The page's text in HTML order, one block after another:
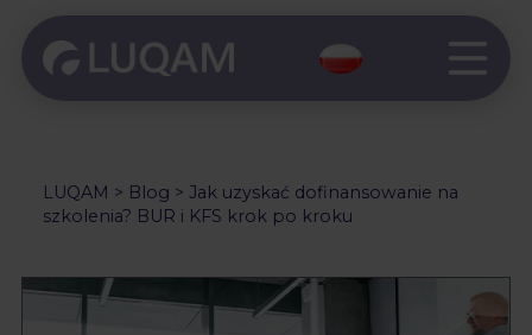
LUQAM > Blog > Jak uzyskać dofinansowanie na
szkolenia? BUR i KFS krok po kroku